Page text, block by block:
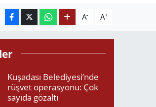
A- A+
Kuşadası Belediyesi’nde
rüşvet operasyonu: Çok
sayıda gözaltı